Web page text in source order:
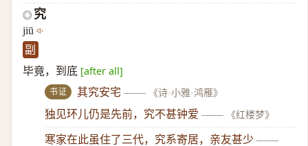
◎ 究
jiū
副
毕竟，到底 [after all]
书证 其究安宅 —— 《诗·小雅·鸿雁》
独见环儿仍是先前，究不甚钟爱 —— 《红楼梦》
寒家在此虽住了三代，究系寄居，亲友甚少 ——